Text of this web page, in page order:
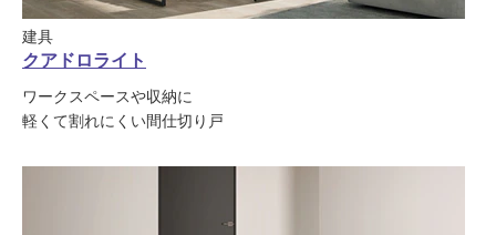
建具
クアドロライト
ワークスペースや収納に
軽くて割れにくい間仕切り戸